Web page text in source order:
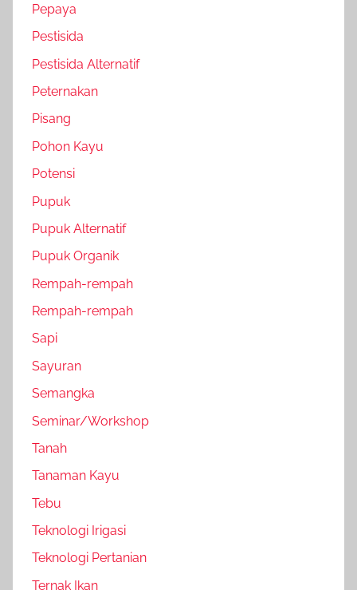
Pepaya
Pestisida
Pestisida Alternatif
Peternakan
Pisang
Pohon Kayu
Potensi
Pupuk
Pupuk Alternatif
Pupuk Organik
Rempah-rempah
Rempah-rempah
Sapi
Sayuran
Semangka
Seminar/Workshop
Tanah
Tanaman Kayu
Tebu
Teknologi Irigasi
Teknologi Pertanian
Ternak Ikan